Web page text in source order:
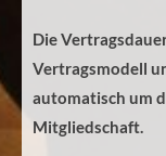
Die
Vertragsmodell
automatisch um
Mitgliedschaft.